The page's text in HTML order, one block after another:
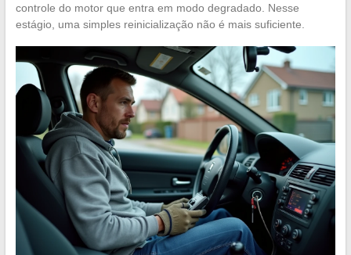
controle do motor que entra em modo degradado. Nesse
estágio, uma simples reinicialização não é mais suficiente.